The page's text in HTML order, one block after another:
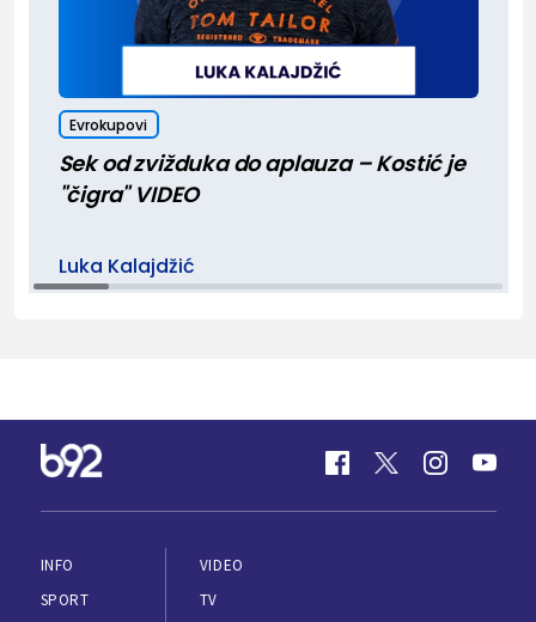
Evrokupovi
Sek od zvižduka do aplauza – Kostić je
"čigra" VIDEO
Luka Kalajdžić
INFO
SPORT
VIDEO
TV